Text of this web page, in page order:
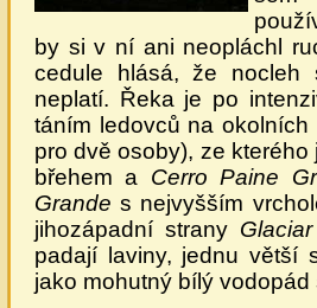
by si v ní ani neopláchl
cedule hlásá, že nocleh
neplatí. Řeka je po
táním ledovců na
pro dvě osoby), ze
břehem a Cerro Paine
Grande s nejvyšším
jihozápadní strany
padají laviny, jednu větší
jako mohutný bílý